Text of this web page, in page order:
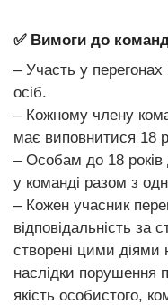
✅ Вимоги до
– Участь у
осіб.
– Кожному члену
має виповнитися 18
– Особам до 18
у команді разом з
– Кожен учасник
відповідальність за
створені цими діями
наслідки порушення
якість особистого,